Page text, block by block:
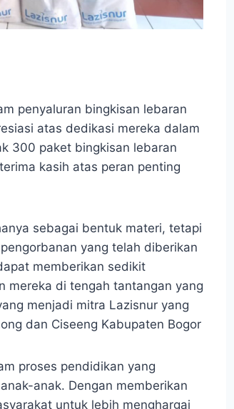
penyaluran bingkisan lebaran
atas dedikasi mereka dalam
300 paket bingkisan lebaran
kasih atas peran penting
sebagai bentuk materi, tetapi
yang telah diberikan
memberikan sedikit
mereka di tengah tantangan yang
menjadi mitra Lazisnur yang
dan Ciseeng Kabupaten Bogor
proses pendidikan yang
anak. Dengan memberikan
untuk lebih menghargai